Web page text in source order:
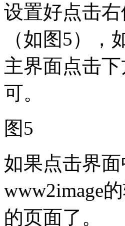
设置好点击
（如图5）
主界面点击
可。
图5
如果点击界
www2image
的页面了。